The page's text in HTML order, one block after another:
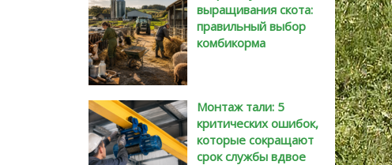
выращивания скота:
правильный выбор
комбикорма
Монтаж тали: 5
критических ошибок,
которые сокращают
срок службы вдвое